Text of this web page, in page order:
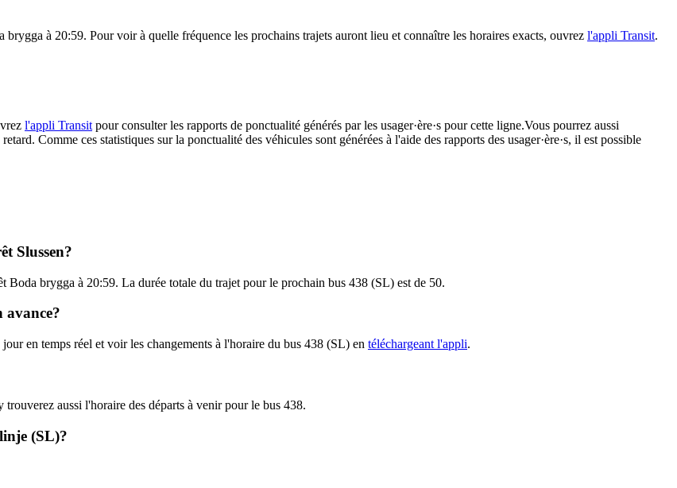
à 20:59. Pour voir à quelle fréquence les prochains trajets auront lieu et connaître les horaires exacts, ouvrez l'appli Transit.
l'appli Transit pour consulter les rapports de ponctualité générés par les usager·ère·s pour cette ligne.Vous pourrez aussi
Comme ces statistiques sur la ponctualité des véhicules sont générées à l'aide des rapports des usager·ère·s, il est possible
Slussen?
Boda brygga à 20:59. La durée totale du trajet pour le prochain bus 438 (SL) est de 50.
avance?
en temps réel et voir les changements à l'horaire du bus 438 (SL) en téléchargeant l'appli.
trouverez aussi l'horaire des départs à venir pour le bus 438.
(SL)?